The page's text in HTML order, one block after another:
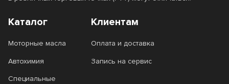
Каталог
Моторные масла
Автохимия
Специальные
Клиентам
Оплата и доставка
Запись на сервис